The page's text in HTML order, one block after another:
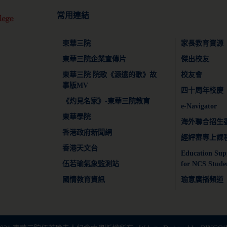
常用連結
東華三院
東華三院企業宣傳片
東華三院 院歌《源遠的歌》故
事版MV
《灼見名家》-東華三院教育
東華學院
香港政府新聞網
香港天文台
伍若瑜氣象監測站
國情教育資訊
家長教育資源
傑出校友
校友會
四十周年校慶
e-Navigator
海外聯合招生
經評審專上課
Education
for NCS
瑜意廣播頻道